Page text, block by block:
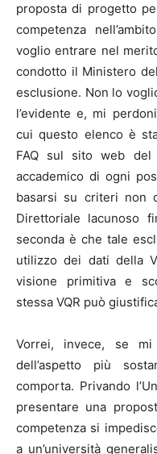
proposta di progetto
competenza
voglio entrare nel
condotto il Ministero
esclusione. Non lo
l’evidente e, mi
cui questo elenco è
FAQ sul sito web del
accademico di ogni
basarsi su criteri non
Direttoriale lacunoso
seconda è che tale
utilizzo dei dati della
visione primitiva e
stessa VQR può
Vorrei, invece, se
dell’aspetto più
comporta. Privando
presentare una
competenza si
a un’università